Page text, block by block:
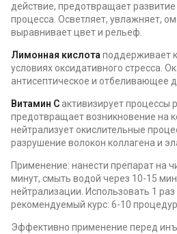
действие, предотвращает развитие
процесса. Осветляет, увлажняет,
выравнивает цвет и рельеф.
Лимонная кислота поддерживает
условиях оксидативного стресса.
антисептическое и отбеливающее
Витамин С активизирует процессы
предотвращает возникновение на
нейтрализует окислительные
разрушение волокон коллагена и
Применение: нанести препарат на
минут, смыть водой через 10-15
нейтрализации. Использовать 1
рекомендуемый курс: 6-10 процедур.
Эффективно применение перед